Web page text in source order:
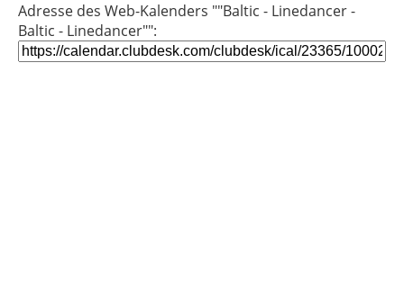
Adresse des Web-Kalenders ""Baltic - Linedancer -
Baltic - Linedancer"":